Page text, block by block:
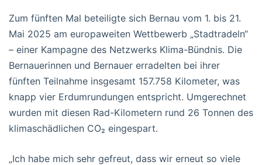
Zum fünften Mal beteiligte sich Bernau vom 1. bis 21.
Mai 2025 am europaweiten Wettbewerb „Stadtradeln“
– einer Kampagne des Netzwerks Klima-Bündnis. Die
Bernauerinnen und Bernauer erradelten bei ihrer
fünften Teilnahme insgesamt 157.758 Kilometer, was
knapp vier Erdumrundungen entspricht. Umgerechnet
wurden mit diesen Rad-Kilometern rund 26 Tonnen des
klimaschädlichen CO₂ eingespart.
„Ich habe mich sehr gefreut, dass wir erneut so viele